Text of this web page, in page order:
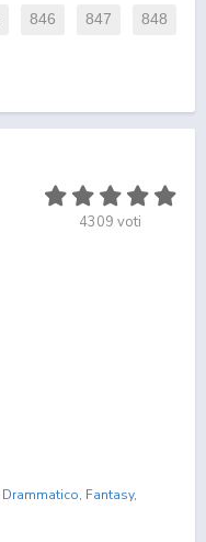
846 847 848
4309 voti
Drammatico, Fantasy,